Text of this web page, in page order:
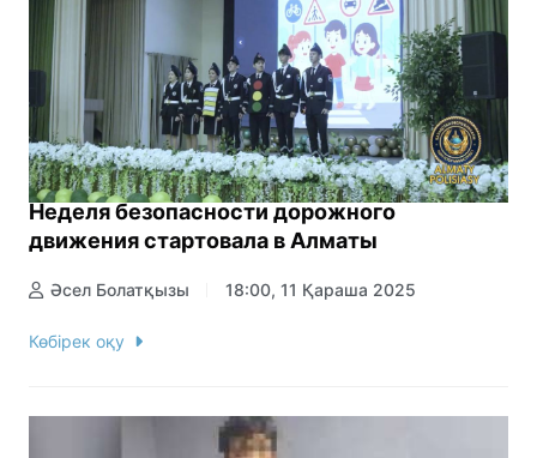
Неделя безопасности дорожного
движения стартовала в Алматы
Әсел Болатқызы 18:00, 11 Қараша 2025
Көбірек оқу